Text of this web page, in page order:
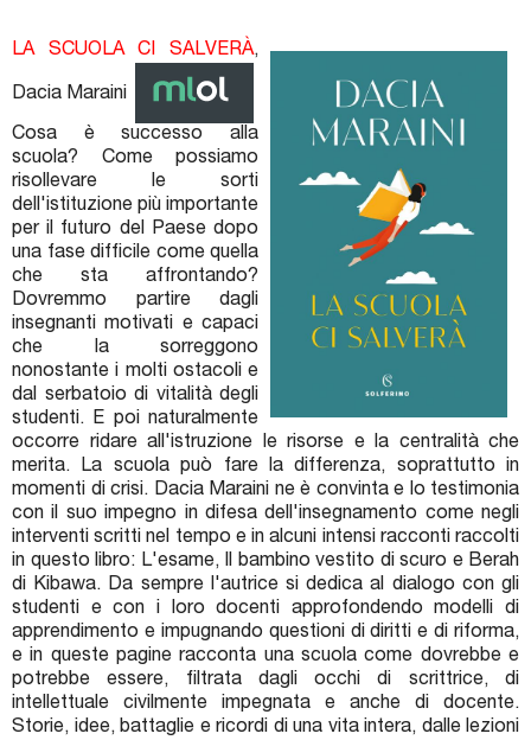
LA SCUOLA CI SALVERÀ,
Dacia Maraini
Cosa è successo alla
scuola? Come possiamo
risollevare le sorti
dell'istituzione più importante
per il futuro del Paese dopo
una fase difficile come quella
che sta affrontando?
Dovremmo partire dagli
insegnanti motivati e capaci
che la sorreggono
nonostante i molti ostacoli e
dal serbatoio di vitalità degli
studenti. E poi naturalmente
occorre ridare all'istruzione le risorse e la centralità che
merita. La scuola può fare la differenza, soprattutto in
momenti di crisi. Dacia Maraini ne è convinta e lo testimonia
con il suo impegno in difesa dell'insegnamento come negli
interventi scritti nel tempo e in alcuni intensi racconti raccolti
in questo libro: L'esame, Il bambino vestito di scuro e Berah
di Kibawa. Da sempre l'autrice si dedica al dialogo con gli
studenti e con i loro docenti approfondendo modelli di
apprendimento e impugnando questioni di diritti e di riforma,
e in queste pagine racconta una scuola come dovrebbe e
potrebbe essere, filtrata dagli occhi di scrittrice, di
intellettuale civilmente impegnata e anche di docente.
Storie, idee, battaglie e ricordi di una vita intera, dalle lezioni